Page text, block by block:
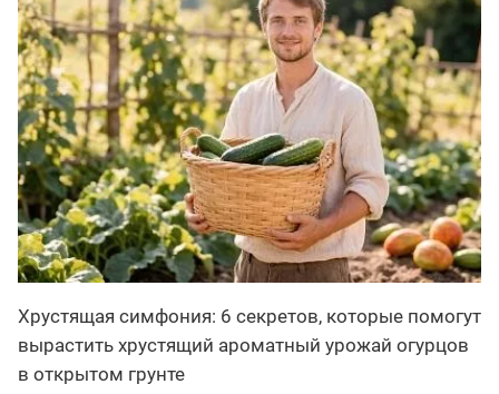
Хрустящая симфония: 6 секретов, которые помогут
вырастить хрустящий ароматный урожай огурцов
в открытом грунте